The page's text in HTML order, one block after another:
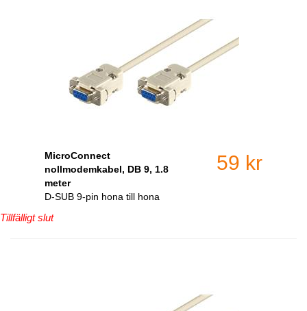
MicroConnect
nollmodemkabel, DB 9, 1.8
meter
D-SUB 9-pin hona till hona
59 kr
Tillfälligt slut